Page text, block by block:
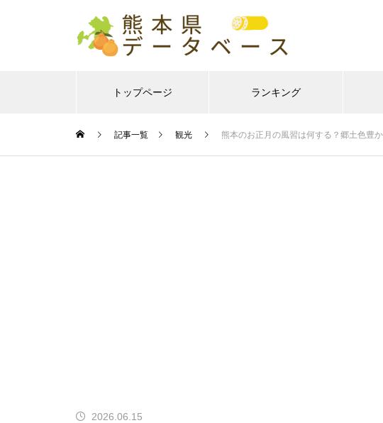
トップページ ランキング
記事一覧 観光 熊本のお正月の風習は何する？郷土色豊
2026.06.15